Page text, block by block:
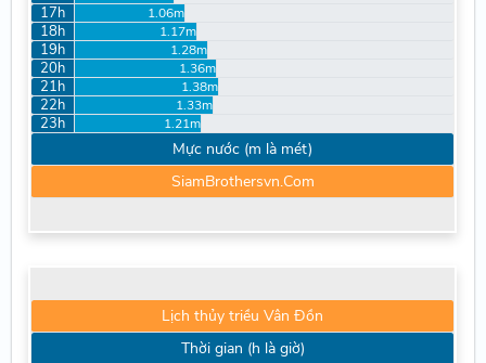
17h 1.06m
18h 1.17m
19h 1.28m
20h 1.36m
21h 1.38m
22h 1.33m
23h 1.21m
Mực nước (m là mét)
SiamBrothersvn.Com
Lịch thủy triều Vân Đồn
Thời gian (h là giờ)